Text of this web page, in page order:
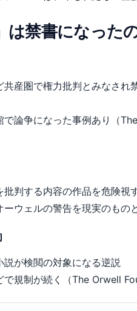
は禁書になった
共産圏で権力批判とみなさ
で論争になった事例あり（
批判する内容の作品を危険視
ーウェルの警告を現実のもの
説が検閲の対象になる逆説
で規制が続く（The Orwell